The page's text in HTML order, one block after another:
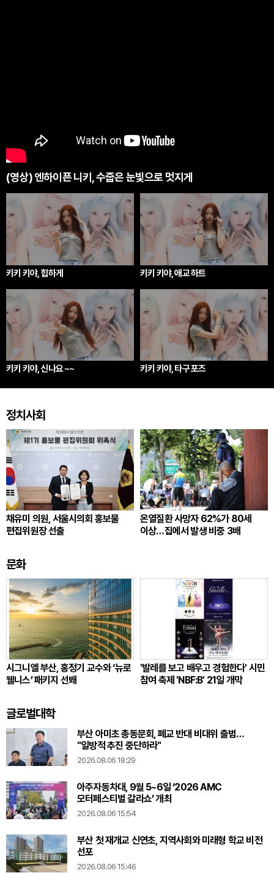
(영상) 엔하이픈 니키, 수줍은 눈빛으로 멋지게
키키 키야, 힙하게 키키 키야, 애교 하트
키키 키야, 신나요 ~~ 키키 키야, 타구 포즈
정치사회
채유미 의원, 서울시의회 홍보물
편집위원장 선출
온열질환 사망자 62%가 80세
이상…집에서 발생 비중 3배
문화
시그니엘 부산, 홍정기 교수와 ‘뉴로
웰니스’ 패키지 선봬
'발레를 보고 배우고 경험한다' 시민
참여 축제 'NBF:B' 21일 개막
글로벌대학
부산 아미초 총동문회, 폐교 반대 비대위 출범…
"일방적 추진 중단하라"
2026.08.06 18:29
아주자동차대, 9월 5~6일 ‘2026 AMC
모터페스티벌 갈라쇼’ 개최
2026.08.06 15:54
부산 첫 재개교 신연초, 지역사회와 미래형 학교 비전
선포
2026.08.06 15:46